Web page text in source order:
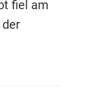
fiel am